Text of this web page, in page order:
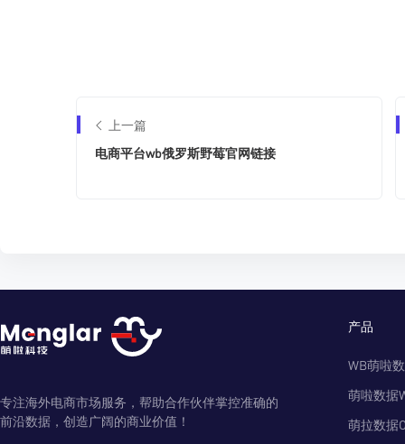
上一篇
电商平台wb俄罗斯野莓官网链接
专注海外电商市场服务，帮助合作伙伴掌控准确的
前沿数据，创造广阔的商业价值！
产品
WB萌啦
萌啦数据
萌拉数据